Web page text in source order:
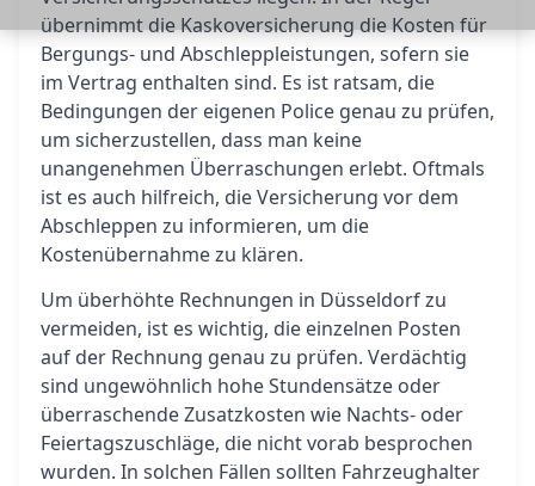
übernimmt die Kaskoversicherung die Kosten für
Bergungs- und Abschleppleistungen, sofern sie
im Vertrag enthalten sind. Es ist ratsam, die
Bedingungen der eigenen Police genau zu prüfen,
um sicherzustellen, dass man keine
unangenehmen Überraschungen erlebt. Oftmals
ist es auch hilfreich, die Versicherung vor dem
Abschleppen zu informieren, um die
Kostenübernahme zu klären.
Um überhöhte Rechnungen in Düsseldorf zu
vermeiden, ist es wichtig, die einzelnen Posten
auf der Rechnung genau zu prüfen. Verdächtig
sind ungewöhnlich hohe Stundensätze oder
überraschende Zusatzkosten wie Nachts- oder
Feiertagszuschläge, die nicht vorab besprochen
wurden. In solchen Fällen sollten Fahrzeughalter